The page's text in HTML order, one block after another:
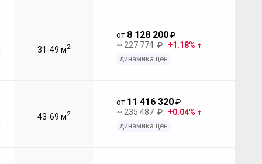
31-49 м2
от 8 128 200₽
~ 227 774 ₽
1.18%
динамика цен
43-69 м2
от 11 416 320₽
~ 235 487 ₽
0.04%
динамика цен